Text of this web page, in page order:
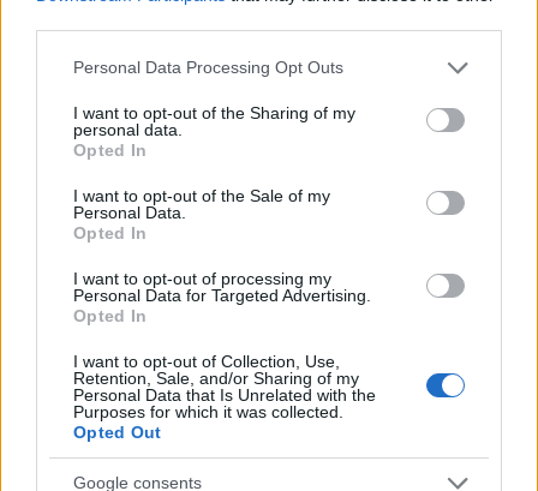
Please note that this website/app uses one or more Google
not limited to your visit or usage behaviour. You may click to
grant or deny consent to Google and its third-party tags to
use your data for below specified purposes in below Google
consent section.
Personal Data Processing Opt Outs
I want to opt-out of the Sharing of my
personal data.
Opted In
I want to opt-out of the Sale of my
Personal Data.
Opted In
I want to opt-out of processing my
Personal Data for Targeted Advertising.
Opted In
I want to opt-out of Collection, Use,
Retention, Sale, and/or Sharing of my
Personal Data that Is Unrelated with the
Purposes for which it was collected.
Opted Out
Google consents
sulla riqualificazione di un quartiere romano
sostenendo una linea editoriale orientata
all'impatto sociale. Cronista generalista,
vecchio archivio dell'Appia Antica.